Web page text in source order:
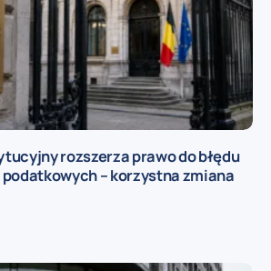
rozszerza prawo do błędu
– korzystna zmiana